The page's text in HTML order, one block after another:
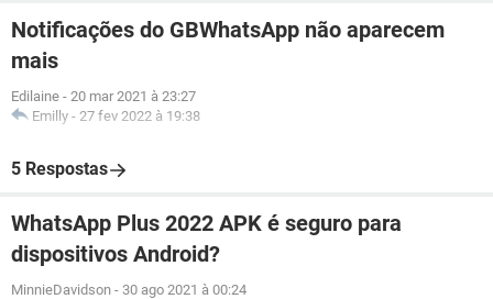
Notificações do GBWhatsApp não aparecem
mais
Edilaine - 20 mar 2021 à 23:27
Emilly - 27 fev 2022 à 19:38
5 Respostas
WhatsApp Plus 2022 APK é seguro para
dispositivos Android?
MinnieDavidson - 30 ago 2021 à 00:24